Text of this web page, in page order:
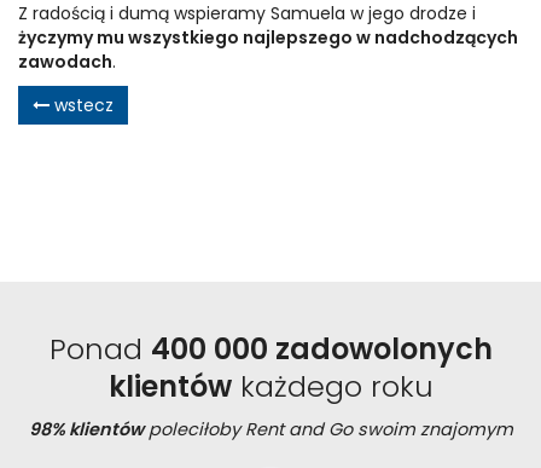
Z radością i dumą wspieramy Samuela w jego drodze i
życzymy mu wszystkiego najlepszego w nadchodzących
zawodach.
wstecz
Ponad 400 000 zadowolonych
klientówkażdego roku
98% klientówpoleciłoby Rent and Go swoim znajomym